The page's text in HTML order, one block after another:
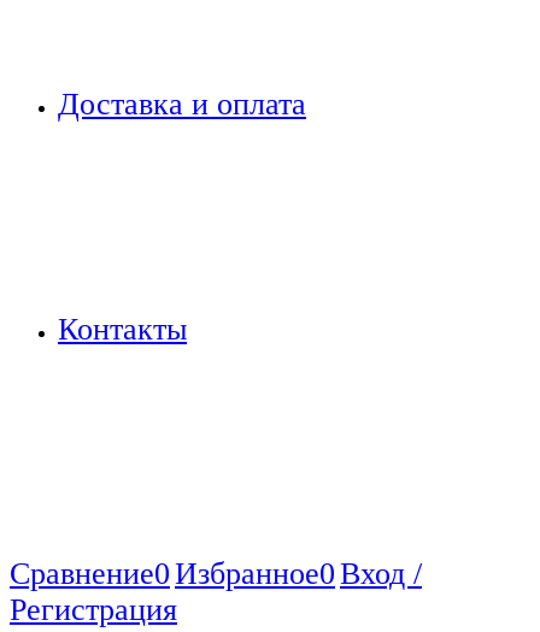
Доставка и оплата
Контакты
Сравнение0Избранное0Вход /
Регистрация